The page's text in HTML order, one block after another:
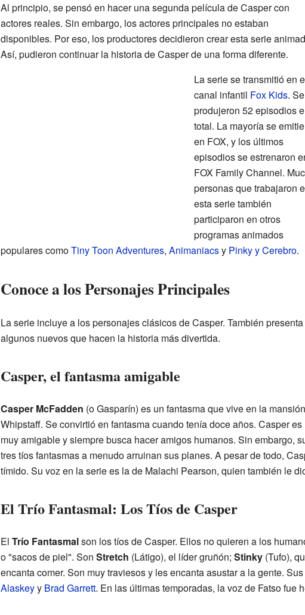
Al principio, se pensó en hacer una segunda película de Casper con
actores reales. Sin embargo, los actores principales no estaban
disponibles. Por eso, los productores decidieron crear esta serie
Así, pudieron continuar la historia de Casper de una forma diferente.
La serie se transmitió en
canal infantil Fox Kids. Se
produjeron 52 episodios
total. La mayoría se
en FOX, y los últimos
episodios se estrenaron
FOX Family Channel.
personas que trabajaron
esta serie también
participaron en otros
programas animados
populares comoTiny Toon Adventures, Animaniacsy Pinky y Cerebro.
Conoce a los Personajes Principales
La serie incluye a los personajes clásicos de Casper. También presenta
algunos nuevos que hacen la historia más divertida.
Casper, el fantasma amigable
Casper McFadden (o Gasparín) es un fantasma que vive en la mansión
Whipstaff. Se convirtió en fantasma cuando tenía doce años. Casper es
muy amigable y siempre busca hacer amigos humanos. Sin embargo,
tres tíos fantasmas a menudo arruinan sus planes. A pesar de todo,
tímido. Su voz en la serie es la de Malachi Pearson, quien también le
El Trío Fantasmal: Los Tíos de Casper
El Trío Fantasmalson los tíos de Casper. Ellos no quieren a los
o "sacos de piel". Son Stretch (Látigo), el líder gruñón; Stinky(Tufo),
encanta comer. Son muy traviesos y les encanta asustar a la gente.
Alaskeyy Brad Garrett. En las últimas temporadas, la voz de Fatso fue